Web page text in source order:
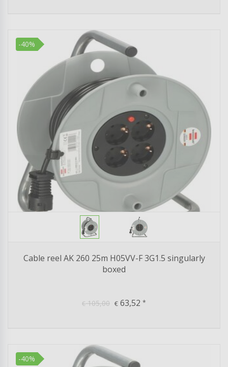
-40%
Cable reel AK 260 25m H05VV-F 3G1.5 singularly
boxed
€105,00 € 63,52 *
-40%